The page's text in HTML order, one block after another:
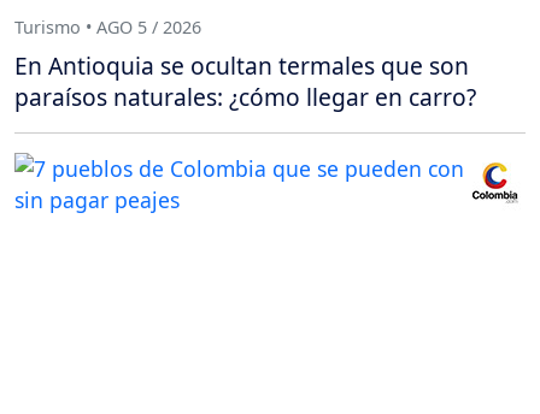
Turismo • AGO 5 / 2026
En Antioquia se ocultan termales que son
paraísos naturales: ¿cómo llegar en carro?